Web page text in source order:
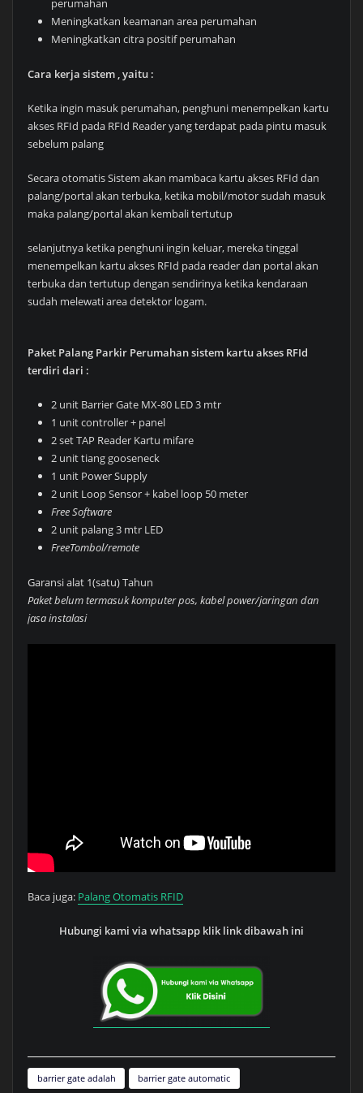
perumahan
Meningkatkan keamanan area perumahan
Meningkatkan citra positif perumahan
Cara kerja sistem , yaitu :
Ketika ingin masuk perumahan, penghuni menempelkan kartu
akses RFId pada RFId Reader yang terdapat pada pintu masuk
sebelum palang
Secara otomatis Sistem akan mambaca kartu akses RFId dan
palang/portal akan terbuka, ketika mobil/motor sudah masuk
maka palang/portal akan kembali tertutup
selanjutnya ketika penghuni ingin keluar, mereka tinggal
menempelkan kartu akses RFId pada reader dan portal akan
terbuka dan tertutup dengan sendirinya ketika kendaraan
sudah melewati area detektor logam.
Paket Palang Parkir Perumahan sistem kartu akses RFId
terdiri dari :
2 unit Barrier Gate MX-80 LED 3 mtr
1 unit controller + panel
2 set TAP Reader Kartu mifare
2 unit tiang gooseneck
1 unit Power Supply
2 unit Loop Sensor + kabel loop 50 meter
Free Software
2 unit palang 3 mtr LED
FreeTombol/remote
Garansi alat 1(satu) Tahun
Paket belum termasuk komputer pos, kabel power/jaringan dan
jasa instalasi
Baca juga: Palang Otomatis RFID
Hubungi kami via whatsapp klik link dibawah ini
barrier gate adalah barrier gate automatic